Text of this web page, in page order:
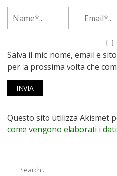
Salva il mio nome, email e
per la prossima volta che
Questo sito utilizza Akismet
come vengono elaborati i